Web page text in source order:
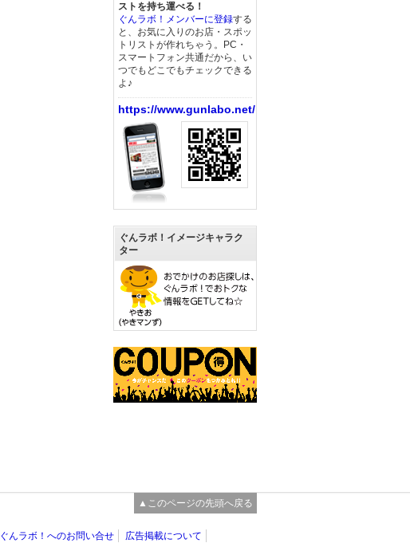
ストを持ち運べる！
ぐんラボ！メンバーに登録する
と、お気に入りのお店・スポッ
トリストが作れちゃう。PC・
スマートフォン共通だから、い
つでもどこでもチェックできる
よ♪
https://www.gunlabo.net/
ぐんラボ！イメージキャラク
ター
▲このページの先頭へ戻る
ぐんラボ！へのお問い合せ 広告掲載について